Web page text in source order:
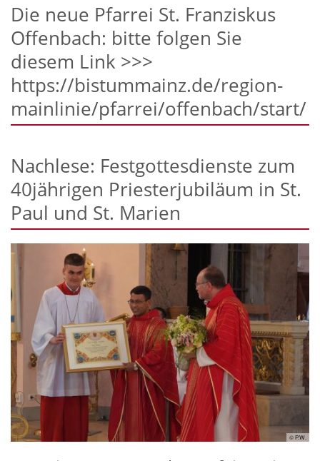
Die neue Pfarrei St. Franziskus
Offenbach: bitte folgen Sie
diesem Link >>>
https://bistummainz.de/region-
mainlinie/pfarrei/offenbach/start/
Nachlese: Festgottesdienste zum
40jährigen Priesterjubiläum in St.
Paul und St. Marien
© P.W.